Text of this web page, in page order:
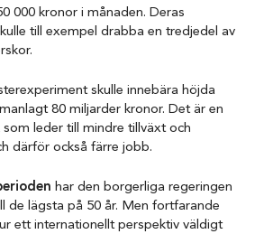
000 kronor i månaden. Deras
till exempel drabba en tredjedel av
skulle innebära höjda
80 miljarder kronor. Det är en
leder till mindre tillväxt och
därför också färre jobb.
har den borgerliga regeringen
de lägsta på 50 år. Men fortfarande
ett internationellt perspektiv väldigt